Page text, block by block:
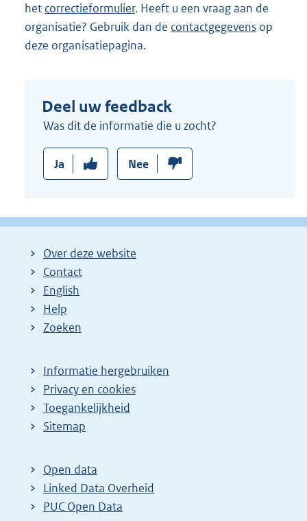
het correctieformulier. Heeft u een vraag aan de
organisatie? Gebruik dan de contactgegevens op
deze organisatiepagina.
Deel uw feedback
Was dit de informatie die u zocht?
Ja Nee
Over deze website
Contact
English
Help
Zoeken
Informatie hergebruiken
Privacy en cookies
Toegankelijkheid
Sitemap
Open data
Linked Data Overheid
PUC Open Data